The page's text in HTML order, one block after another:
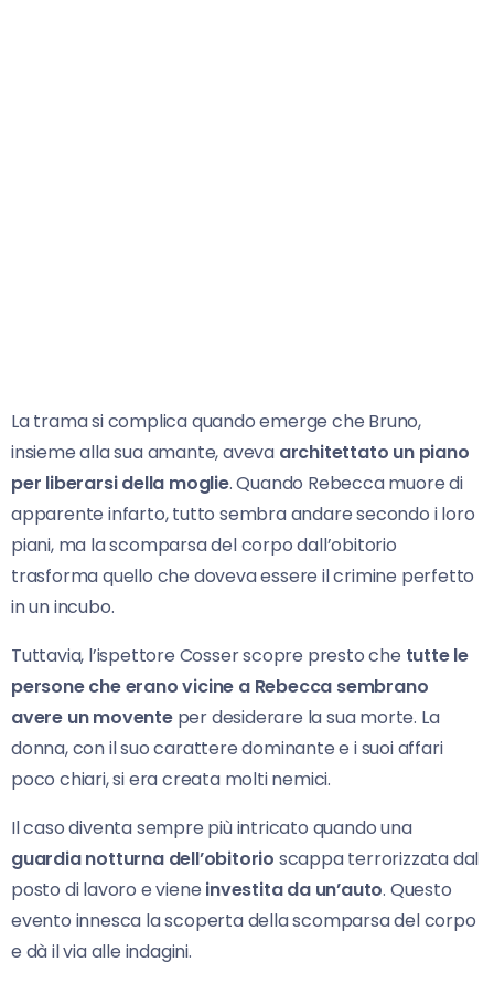
La trama si complica quando emerge che Bruno,
insieme alla sua amante, aveva architettato un piano
per liberarsi della moglie. Quando Rebecca muore di
apparente infarto, tutto sembra andare secondo i loro
piani, ma la scomparsa del corpo dall’obitorio
trasforma quello che doveva essere il crimine perfetto
in un incubo.
Tuttavia, l’ispettore Cosser scopre presto che tutte le
persone che erano vicine a Rebecca sembrano
avere un moventeper desiderare la sua morte. La
donna, con il suo carattere dominante e i suoi affari
poco chiari, si era creata molti nemici.
Il caso diventa sempre più intricato quando una
guardia notturna dell’obitorio scappa terrorizzata dal
posto di lavoro e viene investita da un’auto. Questo
evento innesca la scoperta della scomparsa del corpo
e dà il via alle indagini.